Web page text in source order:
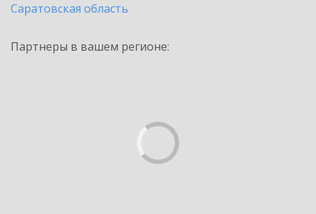
Саратовская область
Партнеры в вашем регионе: